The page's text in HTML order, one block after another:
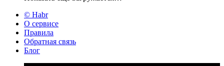
© Habr
О сервисе
Правила
Обратная связь
Блог